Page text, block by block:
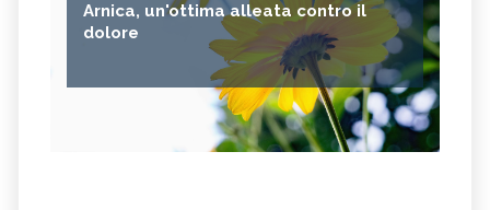
Arnica, un'ottima alleata contro il
dolore